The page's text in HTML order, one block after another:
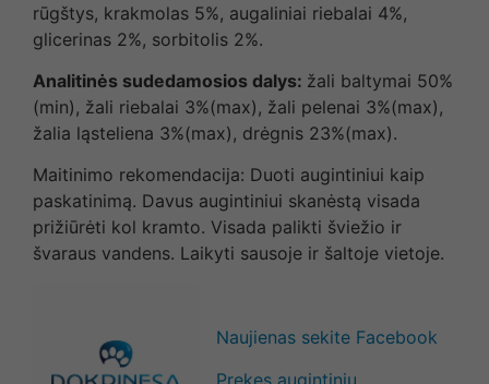
rūgštys, krakmolas 5%, augaliniai riebalai 4%,
glicerinas 2%, sorbitolis 2%.
Analitinės sudedamosios dalys: žali baltymai 50%
(min), žali riebalai 3%(max), žali pelenai 3%(max),
žalia ląsteliena 3%(max), drėgnis 23%(max).
Maitinimo rekomendacija: Duoti augintiniui kaip
paskatinimą. Davus augintiniui skanėstą visada
prižiūrėti kol kramto. Visada palikti šviežio ir
švaraus vandens. Laikyti sausoje ir šaltoje vietoje.
Naujienas sekite Facebook
Prekes augintinių